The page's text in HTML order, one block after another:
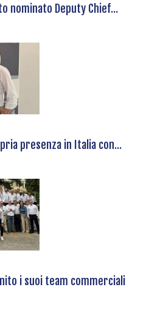
nominato Deputy Chief...
presenza in Italia con...
i suoi team commerciali